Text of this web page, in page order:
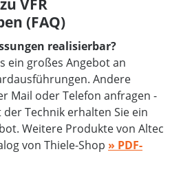
VFR
(FAQ)
realisierbar?
ein großes Angebot an
Andere
Mail oder Telefon anfragen -
Technik erhalten Sie ein
Weitere Produkte von Altec
von Thiele-Shop » PDF-